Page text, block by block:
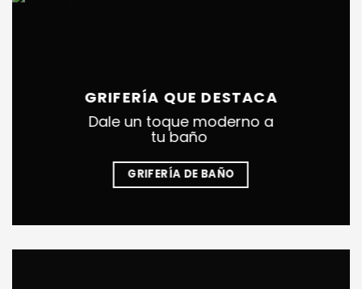
GRIFERÍA QUE DESTACA
Dale un toque moderno a
tu baño
GRIFERÍA DE BAÑO